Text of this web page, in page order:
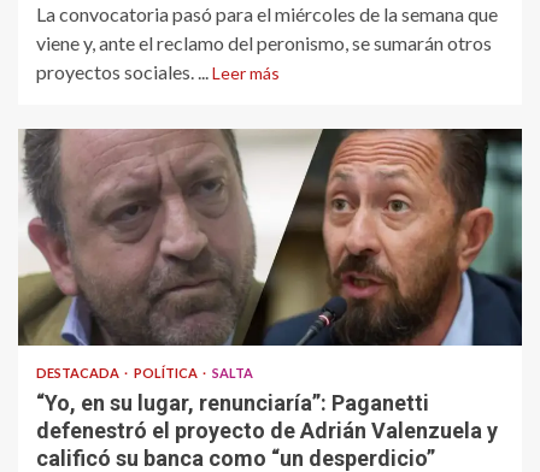
La convocatoria pasó para el miércoles de la semana que
viene y, ante el reclamo del peronismo, se sumarán otros
proyectos sociales. ... Leer más
DESTACADA POLÍTICA SALTA
“Yo, en su lugar, renunciaría”: Paganetti
defenestró el proyecto de Adrián Valenzuela y
calificó su banca como “un desperdicio”